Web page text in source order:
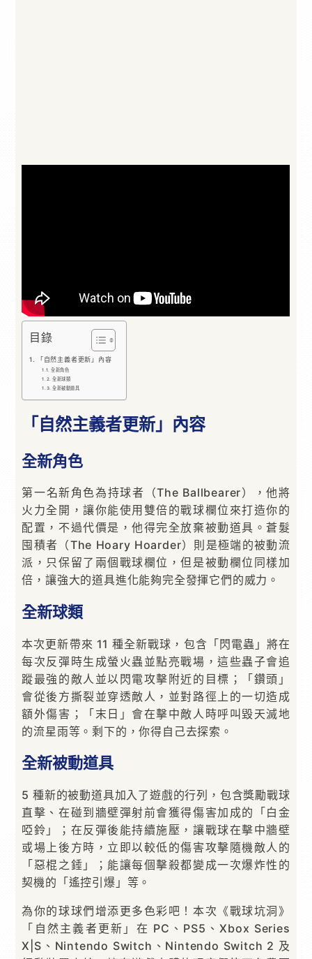
目錄
「自然主義者更新」內容
全新角色
全新球類
全新被動道具
「自然主義者更新」內容
全新角色
第一名新角色為持球者（The Ballbearer），他將
火力全開，讓你能使用雙倍的戰球欄位來打造你的
配置，不過代價是，他得完全放棄被動道具。蒼髮
囤積者（The Hoary Hoarder）則是極端的被動流
派，只保留了兩個戰球欄位，但是被動欄位同樣加
倍，讓強大的道具進化能夠完全發揮它們的威力。
全新球類
本次更新帶來 11 種全新戰球，包含「閃電蟲」將在
每次反彈時生成螢火蟲並點亮戰場，這些蟲子會追
蹤最強的敵人並以閃電攻擊附近的目標；「鑽頭」
會從後方撕裂並穿透敵人，並對路徑上的一切造成
額外傷害；「末日」會在擊中敵人時呼叫毀天滅地
的流星雨等。剩下的，你得自己去探索。
全新被動道具
5 種新的被動道具加入了遊戲的行列，包含獎勵戰球
直擊、在碰到牆壁彈射前會獲得傷害加成的「白金
啞鈴」；在反彈後能持續施壓，讓戰球在擊中牆壁
或場上後方時，立即以較低的傷害攻擊隨機敵人的
「惡棍之錘」；能讓每個擊殺都變成一次爆炸性的
契機的「遙控引爆」等。
為你的球球們增添更多色彩吧！本次《戰球坑洞》
「自然主義者更新」在 PC、PS5、Xbox Series
X|S、Nintendo Switch、Nintendo Switch 2 及